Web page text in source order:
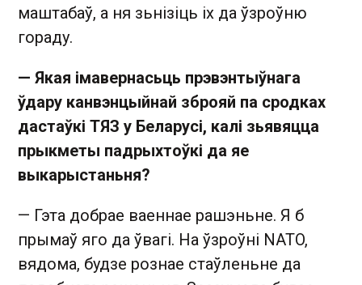
маштабаў, а ня зьнізіць іх да ўзроўню
гораду.
— Якая імавернасьць прэвэнтыўнага
ўдару канвэнцыйнай зброяй па сродках
дастаўкі ТЯЗ у Беларусі, калі зьявяцца
прыкметы падрыхтоўкі да яе
выкарыстаньня?
— Гэта добрае ваеннае рашэньне. Я б
прымаў яго да ўвагі. На ўзроўні NATO,
вядома, будзе рознае стаўленьне да